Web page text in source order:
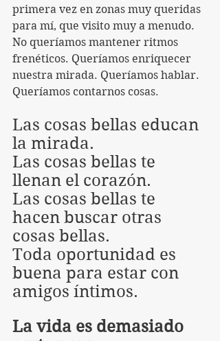
primera vez en zonas muy queridas
para mí, que visito muy a menudo.
No queríamos mantener ritmos
frenéticos. Queríamos enriquecer
nuestra mirada. Queríamos hablar.
Queríamos contarnos cosas.
Las cosas bellas educan
la mirada.
Las cosas bellas te
llenan el corazón.
Las cosas bellas te
hacen buscar otras
cosas bellas.
Toda oportunidad es
buena para estar con
amigos íntimos.
La vida es demasiado